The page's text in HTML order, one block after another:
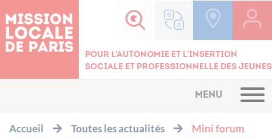
Pour l'autonomie et l'insertion
sociale et professionnelle des jeunes
MENU
Accueil Toutes les actualités
Mini forum